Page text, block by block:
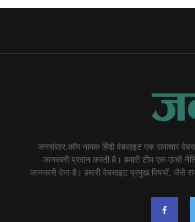
जनसंसार.कॉम नामक हिंदी वेबसाइट एक समाचार
जानकारी प्रदान करती है। हमारी टीम एक ऊंची
जानकारी देना है। हमारी वेबसाइट प्रमुख विषयों, जैसे